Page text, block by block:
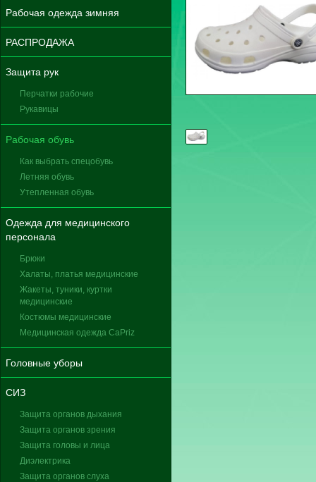
Рабочая одежда зимняя
РАСПРОДАЖА
Защита рук
Перчатки рабочие
Рукавицы
Рабочая обувь
Как выбрать спецобувь
Летняя обувь
Утепленная обувь
Одежда для медицинского
персонала
Брюки
Халаты, платья медицинские
Жакеты, туники, куртки
медицинские
Костюмы медицинские
Медицинская одежда CaPriz
Головные уборы
СИЗ
Защита органов дыхания
Защита органов зрения
Защита головы и лица
Диэлектрика
Защита органов слуха